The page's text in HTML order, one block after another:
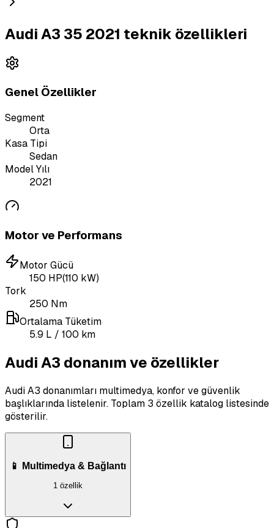
Audi A3 35 2021 teknik özellikleri
Genel Özellikler
Segment
Orta
Kasa Tipi
Sedan
Model Yılı
2021
Motor ve Performans
Motor Gücü
150 HP(110 kW)
Tork
250 Nm
Ortalama Tüketim
5.9 L / 100 km
Audi A3 donanım ve özellikler
Audi A3 donanımları multimedya, konfor ve güvenlik
başlıklarında listelenir. Toplam 3 özellik katalog listesinde
gösterilir.
📱 Multimedya & Bağlantı
1 özellik